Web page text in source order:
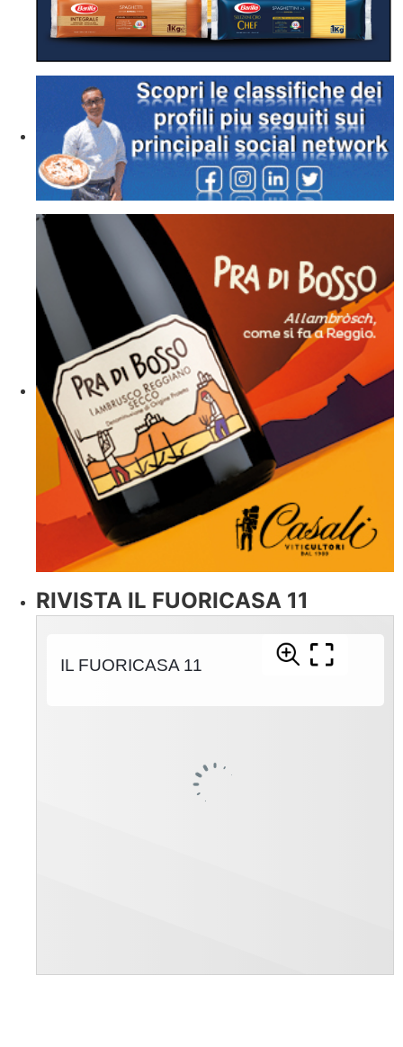
RIVISTA IL FUORICASA 11